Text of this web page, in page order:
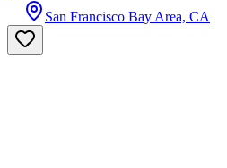
San Francisco Bay Area, CA